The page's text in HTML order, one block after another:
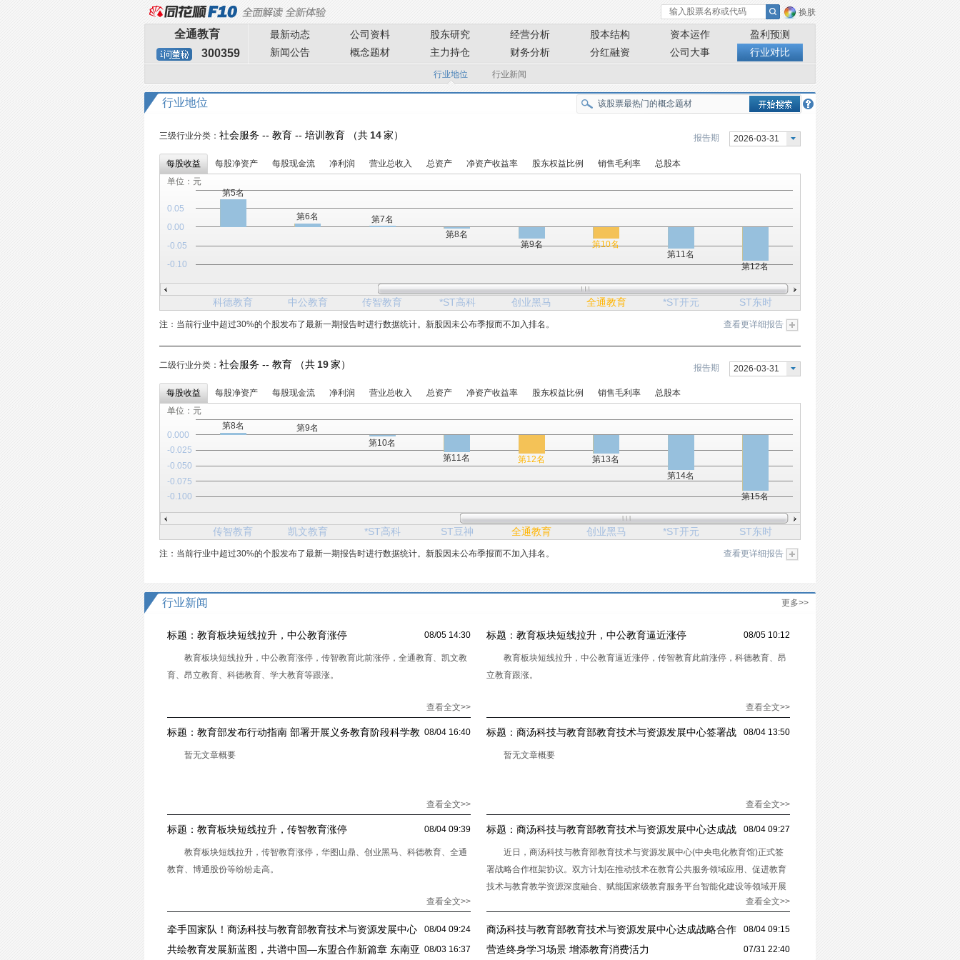
换肤
全通教育
300359
最新动态 公司资料 股东研究 经营分析 股本结构 资本运作
盈利预测
新闻公告
概念题材 主力持仓 财务分析 分红融资 公司大事 行业对比
行业地位 行业新闻
行业地位
三级行业分类： 社会服务 -- 教育 -- 培训教育 （共 14家） 2026-03-31
报告期
每股收益 每股净资产 每股现金流 净利润 营业总收入 总资产 净资产收益率 股东权益比例 销售毛利率
总股本
单位：元
科德教育 中公教育 传智教育 *ST高科 创业黑马 全通教育 *ST开元 ST东时
-0.10
-0.05
0.00
0.05
第5名
第6名
第7名
第8名
第9名
第10名
第11名
第12名
查看更详细报告
注：当前行业中超过30%的个股发布了最新一期报告时进行数据统计。新股因未公布季报而不加入排名。
二级行业分类： 社会服务 -- 教育 （共 19家） 2026-03-31
报告期
每股收益 每股净资产 每股现金流 净利润 营业总收入 总资产 净资产收益率 股东权益比例 销售毛利率
总股本
单位：元
传智教育 凯文教育 *ST高科 ST豆神 全通教育 创业黑马 *ST开元 ST东时
-0.100
-0.075
-0.050
-0.025
0.000
第8名
第9名
第10名
第11名
第12名
第13名
第14名
第15名
查看更详细报告
注：当前行业中超过30%的个股发布了最新一期报告时进行数据统计。新股因未公布季报而不加入排名。
行业新闻 更多>>
08/05 14:30
标题： 教育板块短线拉升，中公教育涨停
教育板块短线拉升，中公教育涨停，传智教育此前涨停，全通教育、凯文教
育、昂立教育、科德教育、学大教育等跟涨。
查看全文>>
08/05 10:12
标题： 教育板块短线拉升，中公教育逼近涨停
教育板块短线拉升，中公教育逼近涨停，传智教育此前涨停，科德教育、昂
立教育跟涨。
查看全文>>
08/04 16:40
标题： 教育部发布行动指南 部署开展义务教育阶段科学教
暂无文章概要
查看全文>>
08/04 13:50
标题： 商汤科技与教育部教育技术与资源发展中心签署战
暂无文章概要
查看全文>>
08/04 09:39
标题： 教育板块短线拉升，传智教育涨停
教育板块短线拉升，传智教育涨停，华图山鼎、创业黑马、科德教育、全通
教育、博通股份等纷纷走高。
查看全文>>
08/04 09:27
标题： 商汤科技与教育部教育技术与资源发展中心达成战
近日，商汤科技与教育部教育技术与资源发展中心(中央电化教育馆)正式签
署战略合作框架协议。双方计划在推动技术在教育公共服务领域应用、促进教育
技术与教育教学资源深度融合、赋能国家级教育服务平台智能化建设等领域开展
查看全文>>
08/04 09:24
牵手国家队！商汤科技与教育部教育技术与资源发展中心
达成战略合作
08/04 09:15
商汤科技与教育部教育技术与资源发展中心达成战略合作
08/03 16:37
共绘教育发展新蓝图，共谱中国—东盟合作新篇章 东南亚 07/31 22:40
营造终身学习场景 增添教育消费活力